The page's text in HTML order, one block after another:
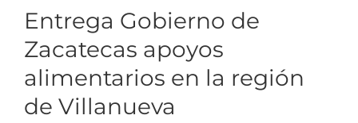
alimentarios en la región
de Villanueva
Entrega Gobierno de
Zacatecas apoyos
alimentarios en la región
de Villanueva